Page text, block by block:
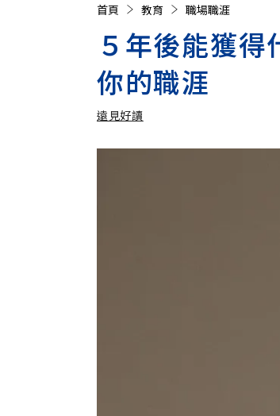
首頁 教育 職場職涯
５年後能獲
你的職涯
遠見好讀